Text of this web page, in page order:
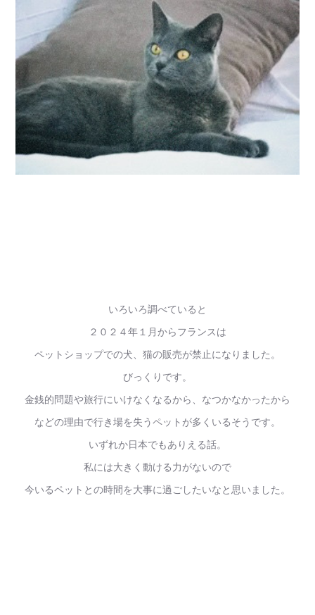
いろいろ調べていると
２０２４年１月からフランスは
ペットショップでの犬、猫の販売が禁止になりました。
びっくりです。
金銭的問題や旅行にいけなくなるから、なつかなかったから
などの理由で行き場を失うペットが多くいるそうです。
いずれか日本でもありえる話。
私には大きく動ける力がないので
今いるペットとの時間を大事に過ごしたいなと思いました。